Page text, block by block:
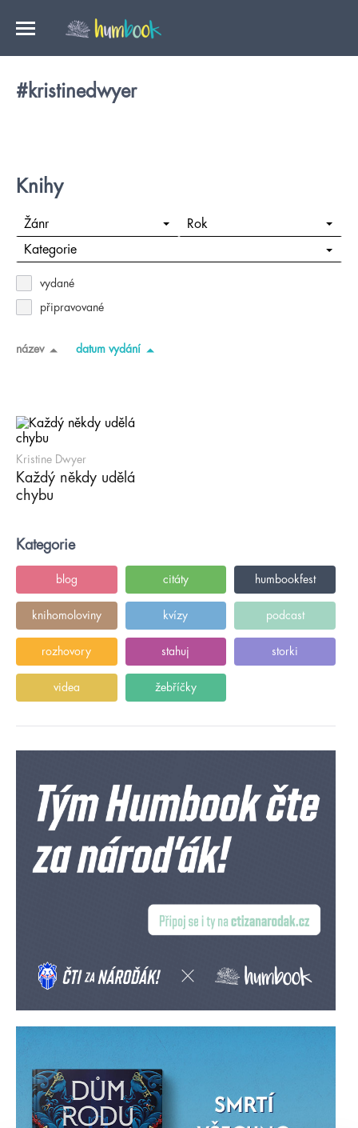
#kristinedwyer
Knihy
Žánr Rok
Kategorie
vydané
připravované
název datum vydání
Kristine Dwyer
Každý někdy udělá
chybu
Kategorie
blog citáty humbookfest
knihomoloviny kvízy podcast
rozhovory stahuj storki
videa žebříčky